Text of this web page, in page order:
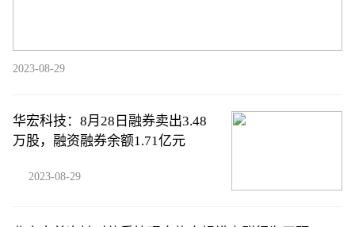
2023-08-29
华宏科技：8月28日融券卖出3.48
万股，融资融券余额1.71亿元
2023-08-29